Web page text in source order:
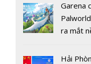
Garena
ra mắt
2026
Hải